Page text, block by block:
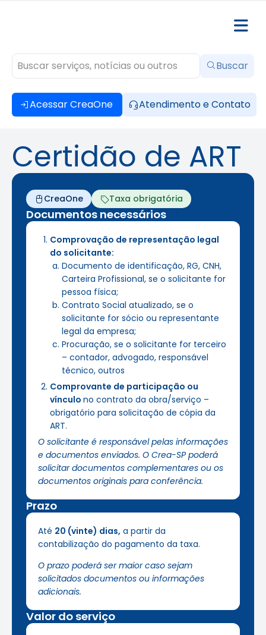
Acessar CreaOne Atendimento e Contato
Buscar
Certidão de ART
CreaOne Taxa obrigatória
Documentos necessários
Comprovação de representação legal
do solicitante:
Documento de identificação, RG, CNH,
Carteira Profissional, se o solicitante for
pessoa física;
Contrato Social atualizado, se o
solicitante for sócio ou representante
legal da empresa;
Procuração, se o solicitante for terceiro
– contador, advogado, responsável
técnico, outros
Comprovante de participação ou
vínculo no contrato da obra/serviço –
obrigatório para solicitação de cópia da
ART.
O solicitante é responsável pelas informações
e documentos enviados. O Crea-SP poderá
solicitar documentos complementares ou os
documentos originais para conferência.
Prazo
Até 20 (vinte) dias, a partir da
contabilização do pagamento da taxa.
O prazo poderá ser maior caso sejam
solicitados documentos ou informações
adicionais.
Valor do serviço